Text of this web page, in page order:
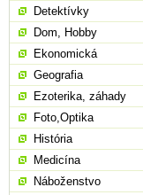
Detektívky
Dom, Hobby
Ekonomická
Geografia
Ezoterika, záhady
Foto,Optika
História
Medicína
Náboženstvo